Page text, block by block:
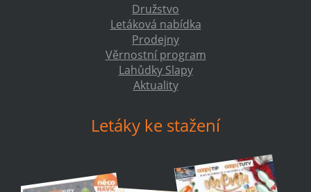
Družstvo
Letáková nabídka
Prodejny
Věrnostní program
Lahůdky Slapy
Aktuality
Letáky ke stažení